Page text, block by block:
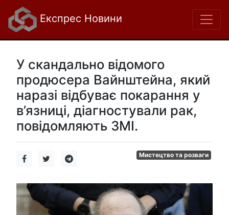
Експрес Новини
У скандально відомого
продюсера Вайнштейна, який
наразі відбуває покарання у
в’язниці, діагностували рак,
повідомляють ЗМІ.
Мистецтво та розваги